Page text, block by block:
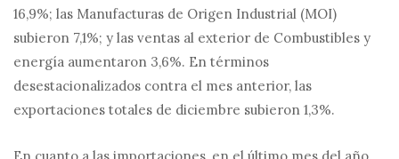
16,9%; las Manufacturas de Origen Industrial (MOI)
subieron 7,1%; y las ventas al exterior de Combustibles y
energía aumentaron 3,6%. En términos
desestacionalizados contra el mes anterior, las
exportaciones totales de diciembre subieron 1,3%.